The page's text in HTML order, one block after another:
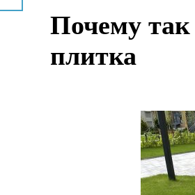
Почему так
плитка